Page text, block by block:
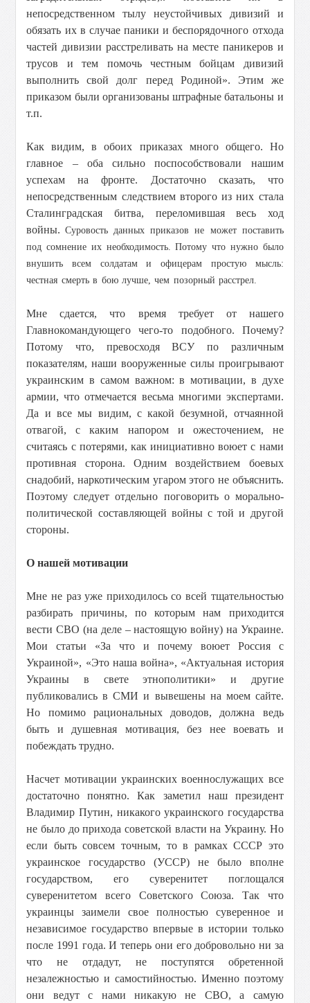
непосредственном тылу неустойчивых дивизий и
обязать их в случае паники и беспорядочного отхода
частей дивизии расстреливать на месте паникеров и
трусов и тем помочь честным бойцам дивизий
выполнить свой долг перед Родиной». Этим же
приказом были организованы штрафные батальоны и
т.п.
Как видим, в обоих приказах много общего. Но
главное – оба сильно поспособствовали нашим
успехам на фронте. Достаточно сказать, что
непосредственным следствием второго из них стала
Сталинградская битва, переломившая весь ход
войны.Суровость данных приказов не может поставить
под сомнение их необходимость. Потому что нужно было
внушить всем солдатам и офицерам простую мысль:
честная смерть в бою лучше, чем позорный расстрел.
Мне сдается, что время требует от нашего
Главнокомандующего чего-то подобного. Почему?
Потому что, превосходя ВСУ по различным
показателям, наши вооруженные силы проигрывают
украинским в самом важном: в мотивации, в духе
армии, что отмечается весьма многими экспертами.
Да и все мы видим, с какой безумной, отчаянной
отвагой, с каким напором и ожесточением, не
считаясь с потерями, как инициативно воюет с нами
противная сторона. Одним воздействием боевых
снадобий, наркотическим угаром этого не объяснить.
Поэтому следует отдельно поговорить о морально-
политической составляющей войны с той и другой
стороны.
О нашей мотивации
Мне не раз уже приходилось со всей тщательностью
разбирать причины, по которым нам приходится
вести СВО (на деле – настоящую войну) на Украине.
Мои статьи «За что и почему воюет Россия с
Украиной», «Это наша война», «Актуальная история
Украины в свете этнополитики» и другие
публиковались в СМИ и вывешены на моем сайте.
Но помимо рациональных доводов, должна ведь
быть и душевная мотивация, без нее воевать и
побеждать трудно.
Насчет мотивации украинских военнослужащих все
достаточно понятно. Как заметил наш президент
Владимир Путин, никакого украинского государства
не было до прихода советской власти на Украину. Но
если быть совсем точным, то в рамках СССР это
украинское государство (УССР) не было вполне
государством, его суверенитет поглощался
суверенитетом всего Советского Союза. Так что
украинцы заимели свое полностью суверенное и
независимое государство впервые в истории только
после 1991 года. И теперь они его добровольно ни за
что не отдадут, не поступятся обретенной
незалежностью и самостийностью. Именно поэтому
они ведут с нами никакую не СВО, а самую